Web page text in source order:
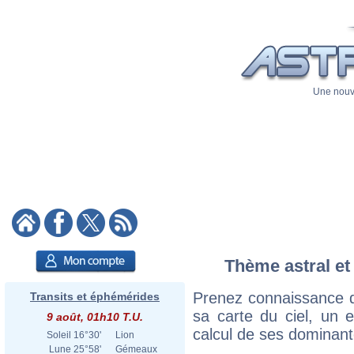
Une
Transits et éphémérides
9 août, 01h10 T.U.
Soleil 16°30'
Lion
Lune 25°58' Gémeaux
Thème astral
Prenez connaissance
sa carte du ciel, un
calcul de ses